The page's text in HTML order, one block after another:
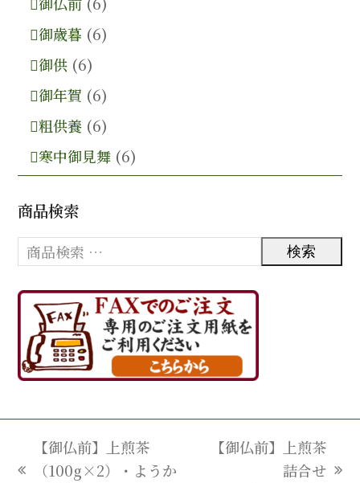
御歳暮 (6)
御供 (6)
御年賀 (6)
粗供養 (6)
寒中御見舞 (6)
商品検索
検索
【御仏前】上煎茶
（100g×2）・ようか
【御仏前】上煎茶
詰合せ